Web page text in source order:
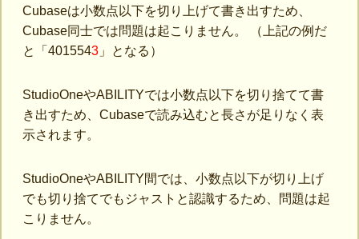
Cubaseは小数点以下を切り上げて書き出すため、
Cubase同士では問題は起こりません。 （上記の例だ
と「4015543 」となる）
StudioOneやABILITYでは小数点以下を切り捨てて書
き出すため、Cubaseで読み込むと長さが足りなく表
示されます。
StudioOneやABILITY間では、小数点以下が切り上げ
でも切り捨てでもジャストと認識するため、問題は起
こりません。